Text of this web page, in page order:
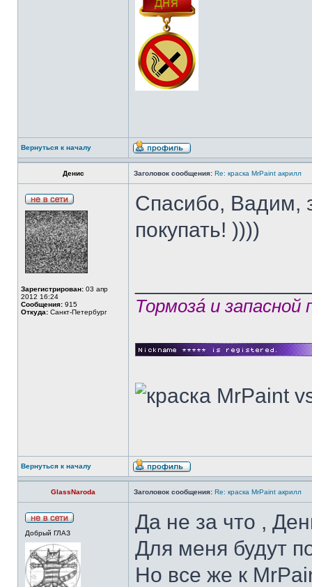
Вернуться к началу
Денис Заголовок сообщения: Re: краска MrPaint акрилл
Зарегистрирован: 03 апр
2012 16:24
Сообщения: 915
Откуда: Санкт-Петербург
Спасибо, Вадим,
покупать! ))))
Тормозá и
Вернуться к началу
GlassNaroda Заголовок сообщения: Re: краска MrPaint акрилл
Добрый ГЛАЗ
Да не за что ,
Для меня будут
Но все же к